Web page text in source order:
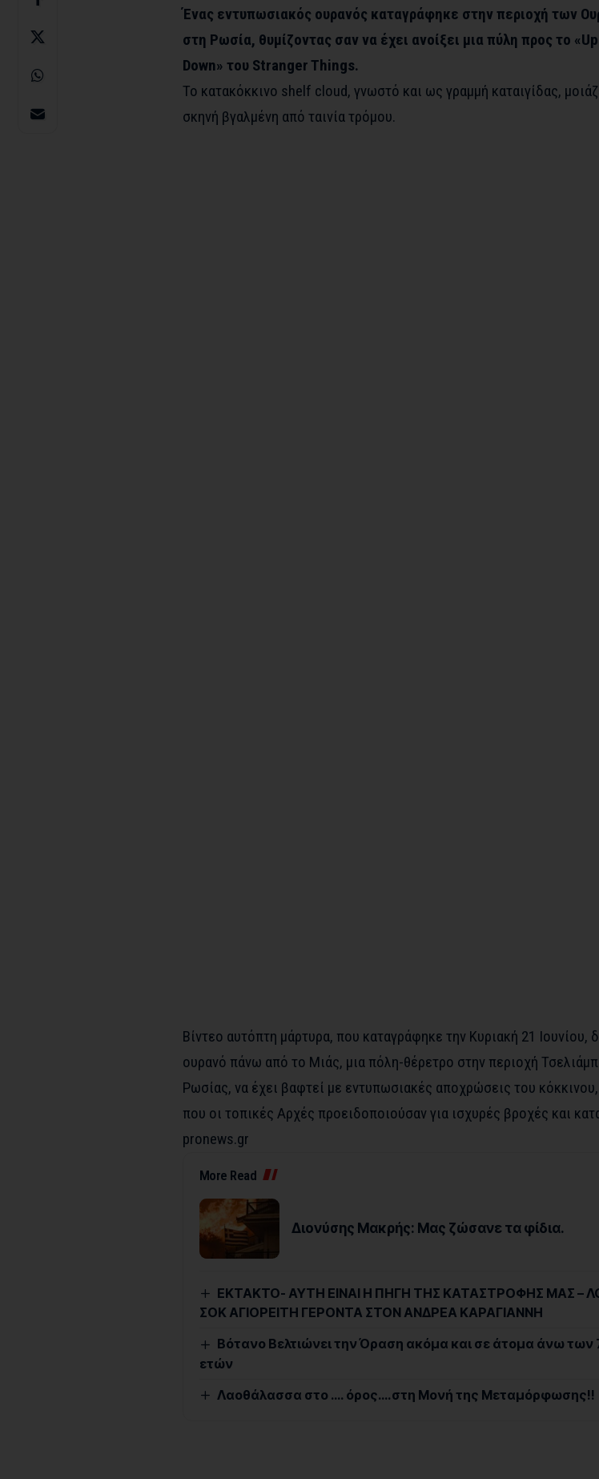
Ένας εντυπωσιακός ουρανός καταγράφηκε στην περιοχή των
στη Ρωσία, θυμίζοντας σαν να έχει ανοίξει μια πύλη προς το
Down» του Stranger Things.
Το κατακόκκινο shelf cloud, γνωστό και ως γραμμή καταιγίδας,
σκηνή βγαλμένη από ταινία τρόμου.
Βίντεο αυτόπτη μάρτυρα, που καταγράφηκε την Κυριακή 21 Ιουνίου,
ουρανό πάνω από το Μιάς, μια πόλη-θέρετρο στην περιοχή
Ρωσίας, να έχει βαφτεί με εντυπωσιακές αποχρώσεις του
που οι τοπικές Αρχές προειδοποιούσαν για ισχυρές βροχές και
pronews.gr
More Read
Διονύσης Μακρής: Μας ζώσανε τα φίδια.
ΕΚΤΑΚΤΟ- ΑΥΤΗ ΕΙΝΑΙ Η ΠΗΓΗ ΤΗΣ ΚΑΤΑΣΤΡΟΦΗΣ ΜΑΣ –
ΣΟΚ ΑΓΙΟΡΕΙΤΗ ΓΕΡΟΝΤΑ ΣΤΟΝ ΑΝΔΡΕΑ ΚΑΡΑΓΙΑΝΝΗ
Βότανο Βελτιώνει την Όραση ακόμα και σε άτομα άνω των
ετών
Λαοθάλασσα στο …. όρος….στη Μονή της Μεταμόρφωσης!!